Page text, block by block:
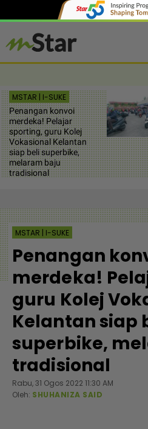
MSTAR | I-SUKE
Penangan konvoi
merdeka! Pelajar
sporting, guru Kolej
Vokasional Kelantan
siap beli superbike,
melaram baju
tradisional
MSTAR | I-SUKE
Penangan
merdeka!
guru Kolej
Kelantan siap
superbike,
tradisional
Rabu, 31 Ogos 2022 11:30 AM
Oleh: SHUHANIZA SAID